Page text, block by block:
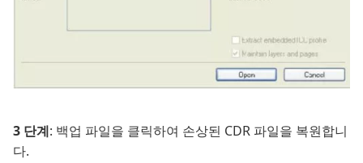
3 단계: 백업 파일을 클릭하여 손상된 CDR 파일을 복원합니
다.